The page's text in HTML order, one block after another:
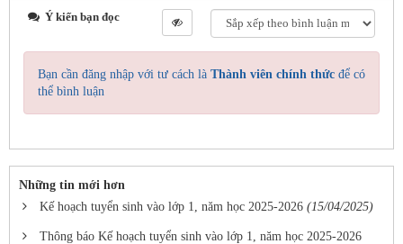
Ý kiến bạn đọc
Bạn cần đăng nhập với tư cách là Thành viên chính thức để có
thể bình luận
Những tin mới hơn
Kế hoạch tuyển sinh vào lớp 1, năm học 2025-2026 (15/04/2025)
Thông báo Kế hoạch tuyển sinh vào lớp 1, năm học 2025-2026